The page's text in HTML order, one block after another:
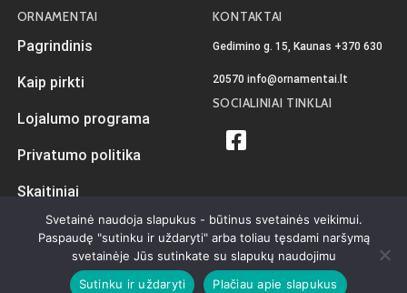
ORNAMENTAI
Pagrindinis
Kaip pirkti
Lojalumo programa
Privatumo politika
Skaitiniai
KONTAKTAI
Gedimino g. 15, Kaunas +370 630
20570 info@ornamentai.lt
SOCIALINIAI TINKLAI
iKiwi.ltVisos teisės priklauso Ornamentai.lt © 2026
Privatumo politika
Svetainė naudoja slapukus - būtinus svetainės veikimui.
Paspaudę "sutinku ir uždaryti" arba toliau tęsdami naršymą
svetainėje Jūs sutinkate su slapukų naudojimu
Sutinku ir uždaryti
Plačiau apie slapukus